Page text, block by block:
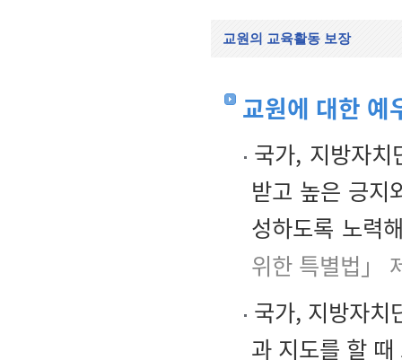
교원의 교육활동 보장
교원에 대한 예
국가, 지방자
받고 높은 긍지
성하도록 노력
위한 특별법」
국가, 지방자치
과 지도를 할